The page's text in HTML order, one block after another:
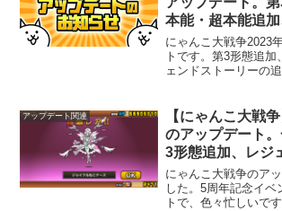
本能・超本能追
トーリーの追加、
ダーのレイアウ
にゃんこ大戦争2023
トです。第3形態追
ェンドストーリーの
ンドストーリー0に新
島滞在記」が登場し
しみです。
アップデート関連
【にゃんこ大戦
のアップデート
3形態追加、レジ
ーの追加、ユーザ
加有り。
にゃんこ大戦争のア
した。5周年記念イベ
トで、色々忙しいで